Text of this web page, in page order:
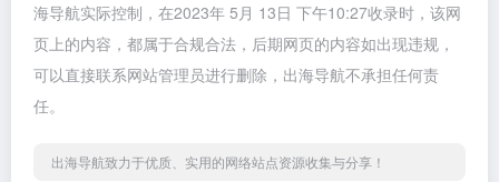
海导航实际控制，在2023年 5月 13日 下午10:27收录时，该网
页上的内容，都属于合规合法，后期网页的内容如出现违规，
可以直接联系网站管理员进行删除，出海导航不承担任何责
任。
出海导航致力于优质、实用的网络站点资源收集与分享！